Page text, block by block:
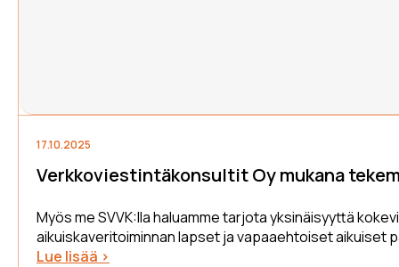
17.10.2025
Verkkoviestintäkonsultit Oy mukana
Myös me SVVK:lla haluamme tarjota yksinäisyyttä
aikuiskaveritoiminnan lapset ja vapaaehtoiset aikuiset
Lue lisää >